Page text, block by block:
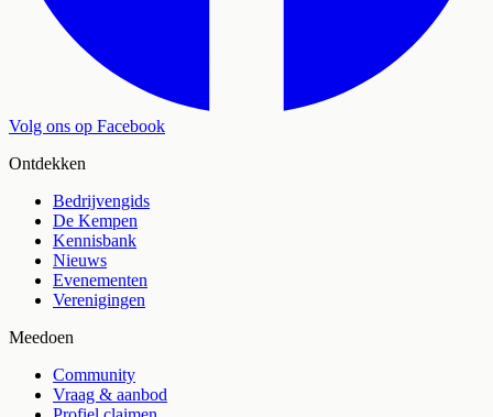
Volg ons op Facebook
Ontdekken
Bedrijvengids
De Kempen
Kennisbank
Nieuws
Evenementen
Verenigingen
Meedoen
Community
Vraag & aanbod